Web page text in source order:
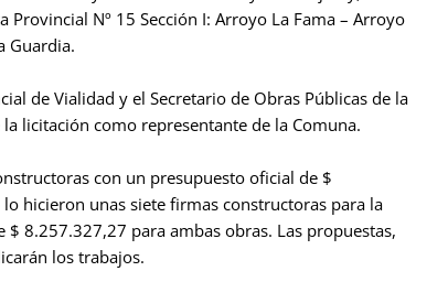
Nº 15 Sección I: Arroyo La Fama – Arroyo
Guardia.
de Vialidad y el Secretario de Obras Públicas de la
licitación como representante de la Comuna.
con un presupuesto oficial de $
hicieron unas siete firmas constructoras para la
8.257.327,27 para ambas obras. Las propuestas,
los trabajos.